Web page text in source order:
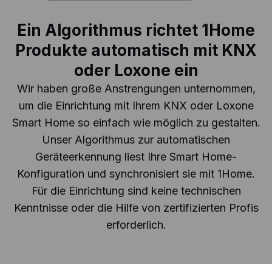
Ein Algorithmus richtet 1Home
Produkte automatisch mit KNX
oder Loxone ein
Wir haben große Anstrengungen unternommen,
um die Einrichtung mit Ihrem KNX oder Loxone
Smart Home so einfach wie möglich zu gestalten.
Unser Algorithmus zur automatischen
Geräteerkennung liest Ihre Smart Home-
Konfiguration und synchronisiert sie mit 1Home.
Für die Einrichtung sind keine technischen
Kenntnisse oder die Hilfe von zertifizierten Profis
erforderlich.